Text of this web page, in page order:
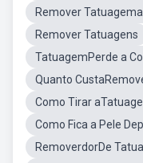
Remover
Remover Tatuagens
TatuagemPerde a
Quanto
Como Tirar
Como Fica a Pele
RemoverdorDe